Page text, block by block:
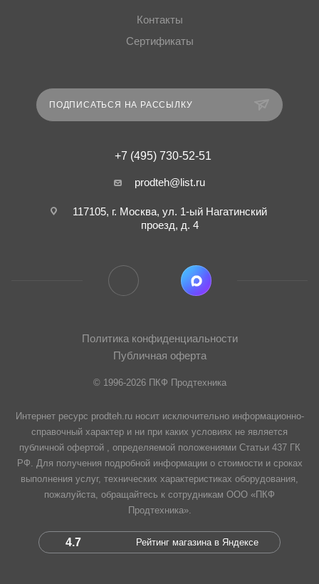
Контакты
Сертификаты
ПОДПИСАТЬСЯ НА РАССЫЛКУ
+7 (495) 730-52-51
prodteh@list.ru
117105, г. Москва, ул. 1-ый Нагатинский
проезд, д. 4
Политика конфиденциальности
Публичная оферта
© 1996-2026 ПКФ Продтехника
Интернет ресурс prodteh.ru носит исключительно информационно-
справочный характер и ни при каких условиях не является
публичной офертой , определяемой положениями Статьи 437 ГК
РФ. Для получения подробной информации о стоимости и сроках
выполнения услуг, технических характеристиках оборудования,
пожалуйста, обращайтесь к сотрудникам ООО «ПКФ
Продтехника».
4.7 Рейтинг магазина в Яндексе